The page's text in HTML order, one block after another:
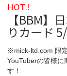
HOT !
【BBM】
りカード
※mick-ltd.com 限
YouTuberの皆様に
す！